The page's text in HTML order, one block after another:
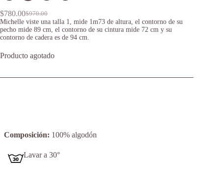
$970.00
Original
price
was:
$780.00Current
price
is:
Michelle viste una talla 1, mide 1m73 de altura, el contorno de su
pecho mide 89 cm, el contorno de su cintura mide 72 cm y su
contorno de cadera es de 94 cm.
Producto agotado
Composición: 100% algodón
Lavar a 30°